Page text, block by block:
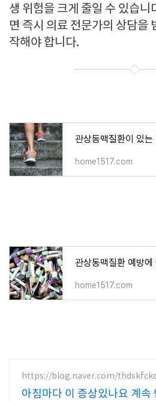
생 위험을 크게 줄일 수 있습니
면 즉시 의료 전문가의 상담을
작해야 합니다.
home1517.com
home1517.com
https://blog.naver.com/
아침마다 이 증상있나요 계속